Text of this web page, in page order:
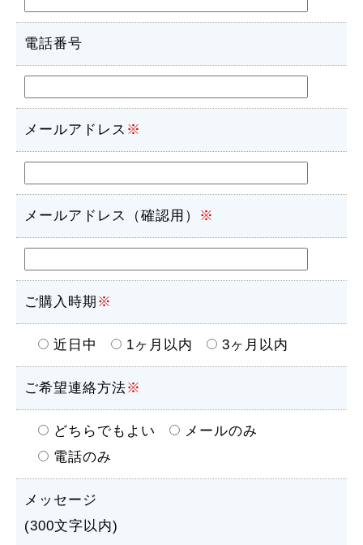
電話番号
メールアドレス ※
メールアドレス（確認用） ※
ご購入時期 ※
近日中 1ヶ月以内 3ヶ月以内
ご希望連絡方法※
どちらでもよい
メールのみ
電話のみ
メッセージ
(300文字以内)